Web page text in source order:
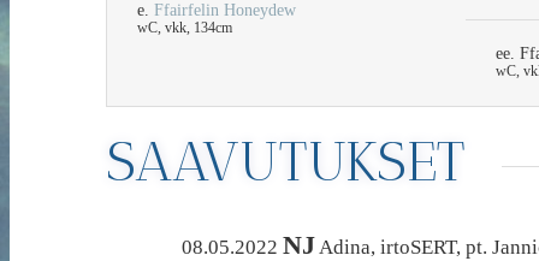
e. Ffairfelin Honeydew
wC, vkk, 134cm
ee.
wC,
SAAVUTUKSET
08.05.2022 NJAdina, irtoSERT, pt.